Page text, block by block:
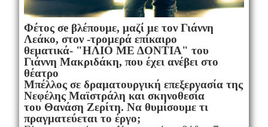
Φέτος σe βλέπουμε, μαζί με τον Γιάννη
Λεάκο, στον -τρομερά επίκαιρο
θεματικά- "ΗΛΙΟ ΜΕ ΔΟΝΤΙΑ" του
Γιάννη Μακριδάκη, που έχει ανέβει στο
θέατρο
Μπέλλος σε δραματουργική επεξεργασία της
Νεφέλης Μαϊστράλη και σκηνοθεσία
του Θανάση Ζερίτη. Να θυμίσουμε τι
πραγματεύεται το έργο;